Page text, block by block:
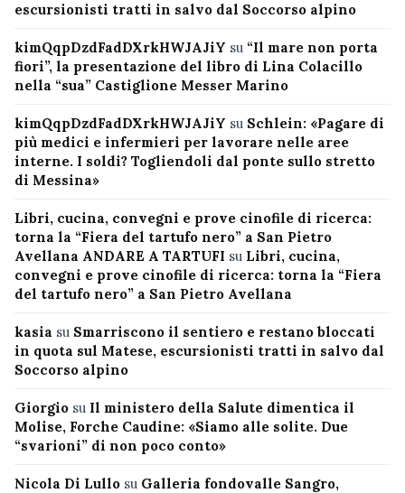
escursionisti tratti in salvo dal Soccorso alpino
kimQqpDzdFadDXrkHWJAJiY su “Il mare non porta
fiori”, la presentazione del libro di Lina Colacillo
nella “sua” Castiglione Messer Marino
kimQqpDzdFadDXrkHWJAJiY su Schlein: «Pagare di
più medici e infermieri per lavorare nelle aree
interne. I soldi? Togliendoli dal ponte sullo stretto
di Messina»
Libri, cucina, convegni e prove cinofile di ricerca:
torna la “Fiera del tartufo nero” a San Pietro
Avellana ANDARE A TARTUFI su Libri, cucina,
convegni e prove cinofile di ricerca: torna la “Fiera
del tartufo nero” a San Pietro Avellana
kasia su Smarriscono il sentiero e restano bloccati
in quota sul Matese, escursionisti tratti in salvo dal
Soccorso alpino
Giorgio su Il ministero della Salute dimentica il
Molise, Forche Caudine: «Siamo alle solite. Due
“svarioni” di non poco conto»
Nicola Di Lullo su Galleria fondovalle Sangro,